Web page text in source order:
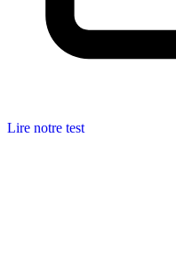
Lire notre test